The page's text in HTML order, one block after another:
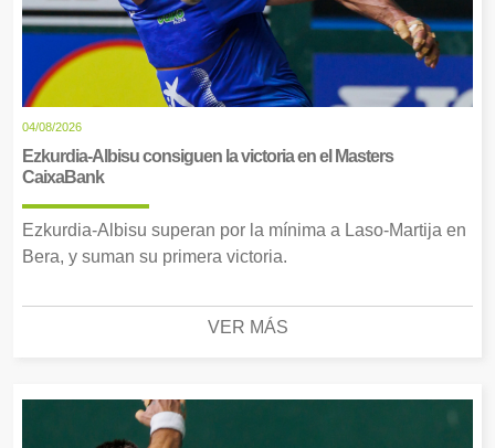
04/08/2026
Ezkurdia-Albisu consiguen la victoria en el Masters
CaixaBank
Ezkurdia-Albisu superan por la mínima a Laso-Martija en
Bera, y suman su primera victoria.
VER MÁS